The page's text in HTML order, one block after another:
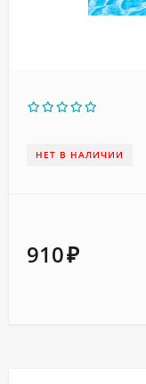
НЕТ В НАЛИЧИИ
910₽